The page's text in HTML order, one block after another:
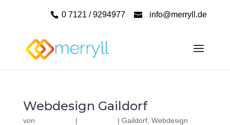
0 7121 / 9294977 info@merryll.de
Webdesign Gaildorf
von | | Gaildorf, Webdesign